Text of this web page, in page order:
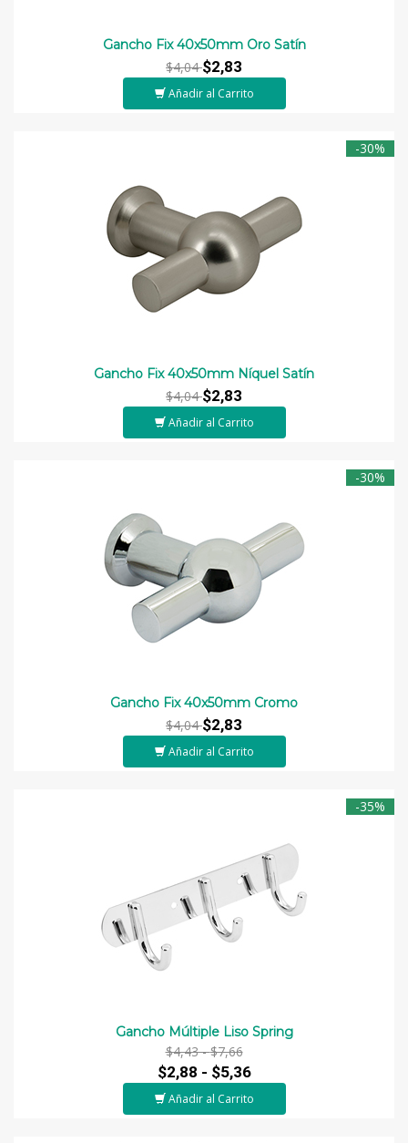
Gancho Fix 40x50mm Oro Satín
$4,04$2,83
Añadir al Carrito
-30%
Gancho Fix 40x50mm Níquel Satín
$4,04$2,83
Añadir al Carrito
-30%
Gancho Fix 40x50mm Cromo
$4,04$2,83
Añadir al Carrito
-35%
Gancho Múltiple Liso Spring
$4,43 -$7,66
$2,88 - $5,36
Añadir al Carrito